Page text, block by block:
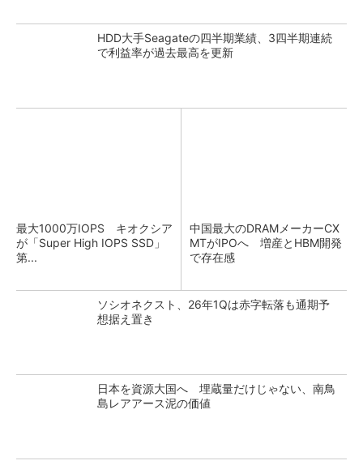
HDD大手Seagateの四半期業績、3四半期連続
で利益率が過去最高を更新
最大1000万IOPS キオクシア
が「Super High IOPS SSD」
第...
中国最大のDRAMメーカーCX
MTがIPOへ 増産とHBM開発
で存在感
ソシオネクスト、26年1Qは赤字転落も通期予
想据え置き
日本を資源大国へ 埋蔵量だけじゃない、南鳥
島レアアース泥の価値